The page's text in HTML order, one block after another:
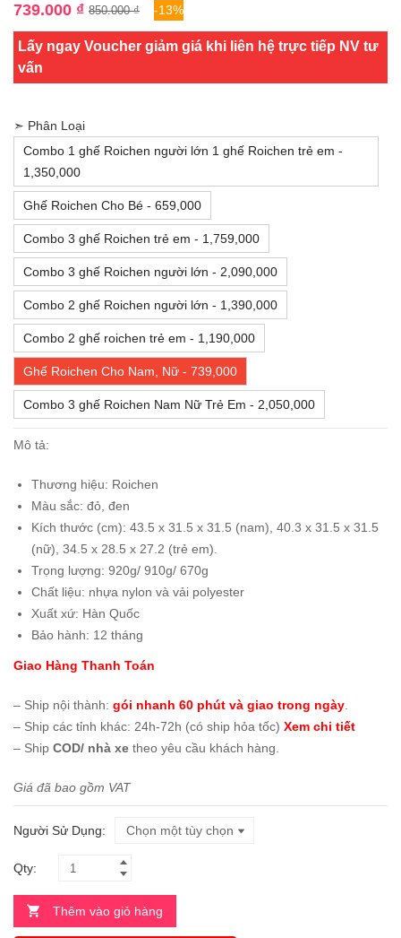
850.000₫
739.000 ₫ -13%
Lấy ngay Voucher giảm giá khi liên hệ trực tiếp NV tư
vấn
➣ Phân Loại
Combo 1 ghế Roichen người lớn 1 ghế Roichen trẻ em -
1,350,000
Ghế Roichen Cho Bé - 659,000
Combo 3 ghế Roichen trẻ em - 1,759,000
Combo 3 ghế Roichen người lớn - 2,090,000
Combo 2 ghế Roichen người lớn - 1,390,000
Combo 2 ghế roichen trẻ em - 1,190,000
Ghế Roichen Cho Nam, Nữ - 739,000
Combo 3 ghế Roichen Nam Nữ Trẻ Em - 2,050,000
Mô tả:
Thương hiệu: Roichen
Màu sắc: đỏ, đen
Kích thước (cm): 43.5 x 31.5 x 31.5 (nam), 40.3 x 31.5 x 31.5
(nữ), 34.5 x 28.5 x 27.2 (trẻ em).
Trọng lượng: 920g/ 910g/ 670g
Chất liệu: nhựa nylon và vải polyester
Xuất xứ: Hàn Quốc
Bảo hành: 12 tháng
Giao Hàng Thanh Toán
– Ship nội thành: gói nhanh 60 phút và giao trong ngày
– Ship các tỉnh khác: 24h-72h (có ship hỏa tốc) Xem chi tiết
– Ship COD/ nhà xe theo yêu cầu khách hàng.
Giá đã bao gồm VAT
Người Sử Dụng
Qty:
Thêm vào giỏ hàng